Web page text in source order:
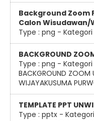
Background Zoom
Calon
Type : png - Kategori
BACKGROUND
Type : png - Kategori
BACKGROUND ZOOM
WIJAYAKUSUMA
TEMPLATE PPT
Type : pptx -